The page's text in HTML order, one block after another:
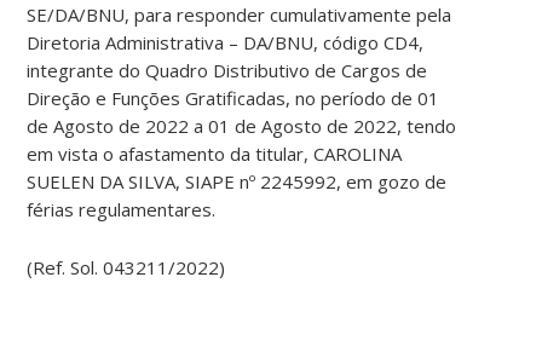
SE/DA/BNU, para responder cumulativamente pela
Diretoria Administrativa – DA/BNU, código CD4,
integrante do Quadro Distributivo de Cargos de
Direção e Funções Gratificadas, no período de 01
de Agosto de 2022 a 01 de Agosto de 2022, tendo
em vista o afastamento da titular, CAROLINA
SUELEN DA SILVA, SIAPE nº 2245992, em gozo de
férias regulamentares.
(Ref. Sol. 043211/2022)